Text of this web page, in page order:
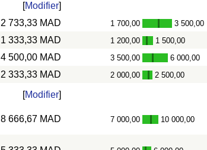
[Modifier]
2 733,33 MAD 1 700,00 - 3 500,00
1 333,33 MAD 1 200,00 - 1 500,00
4 500,00 MAD 3 500,00 - 6 000,00
2 333,33 MAD 2 000,00 - 2 500,00
[Modifier]
8 666,67 MAD 7 000,00 - 10 000,00